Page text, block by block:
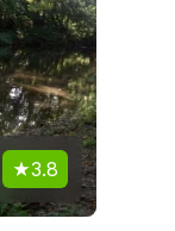
3.8